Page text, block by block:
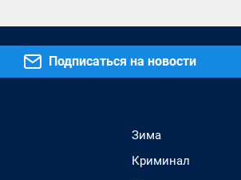
Подписаться на новости
Зима
Криминал